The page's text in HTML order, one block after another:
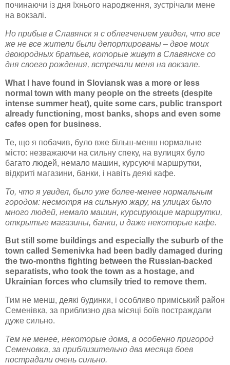
починаючи із дня їхнього народження, зустрічали мене
на вокзалі.
Но прибыв в Славянск я с облегчением увидел, что все
же не все жители были депортированы – двое моих
двоюродных братьев, которые живут в Славянске со
дня своего рождения, встречали меня на вокзале.
What I have found in Sloviansk was a more or less
normal town with many people on the streets (despite
intense summer heat), quite some cars, public transport
already functioning, most banks, shops and even some
cafes open for business.
Те, що я побачив, було вже більш-менш нормальне
місто: незважаючи на сильну спеку, на вулицях було
багато людей, немало машин, курсуючі маршрутки,
відкриті магазини, банки, і навіть деякі кафе.
То, что я увидел, было уже более-менее нормальным
городом: несмотря на сильную жару, на улицах было
много людей, немало машин, курсирующие маршрутки,
открытые магазины, банки, и даже некоторые кафе.
But still some buildings and especially the suburb of the
town called Semenivka had been badly damaged during
the two-months fighting between the Russian-backed
separatists, who took the town as a hostage, and
Ukrainian forces who clumsily tried to remove them.
Тим не менш, деякі будинки, і особливо приміський район
Семенівка, за приблизно два місяці боїв постраждали
дуже сильно.
Тем не менее, некоторые дома, а особенно пригород
Семеновка, за приблизительно два месяца боев
пострадали очень сильно.